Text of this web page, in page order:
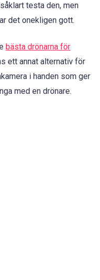
testa den, men
det onekligen gott.
bästa drönarna för
ett annat alternativ för
i handen som ger
med en drönare.